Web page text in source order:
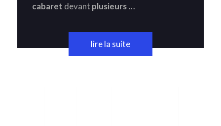
cabaret devant plusieurs …
lire la suite